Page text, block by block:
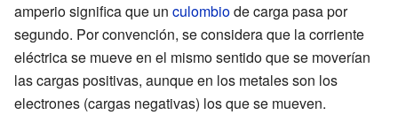
amperio significa que un culombiode carga pasa por
segundo. Por convención, se considera que la corriente
eléctrica se mueve en el mismo sentido que se moverían
las cargas positivas, aunque en los metales son los
electrones (cargas negativas) los que se mueven.